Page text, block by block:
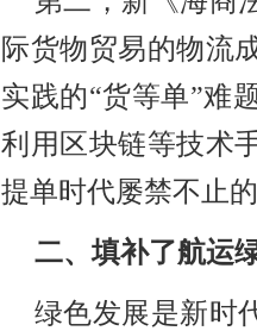
际货物贸易的物流
实践的“货等单”难
利用区块链等技术
提单时代屡禁不止
二、填补了航运
绿色发展是新时